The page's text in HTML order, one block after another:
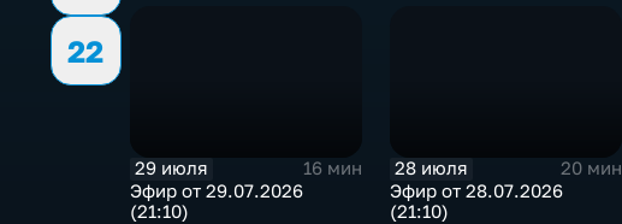
22
29 июля
16 мин
Эфир от 29.07.2026
(21:10)
28 июля
20 мин
Эфир от 28.07.2026
(21:10)